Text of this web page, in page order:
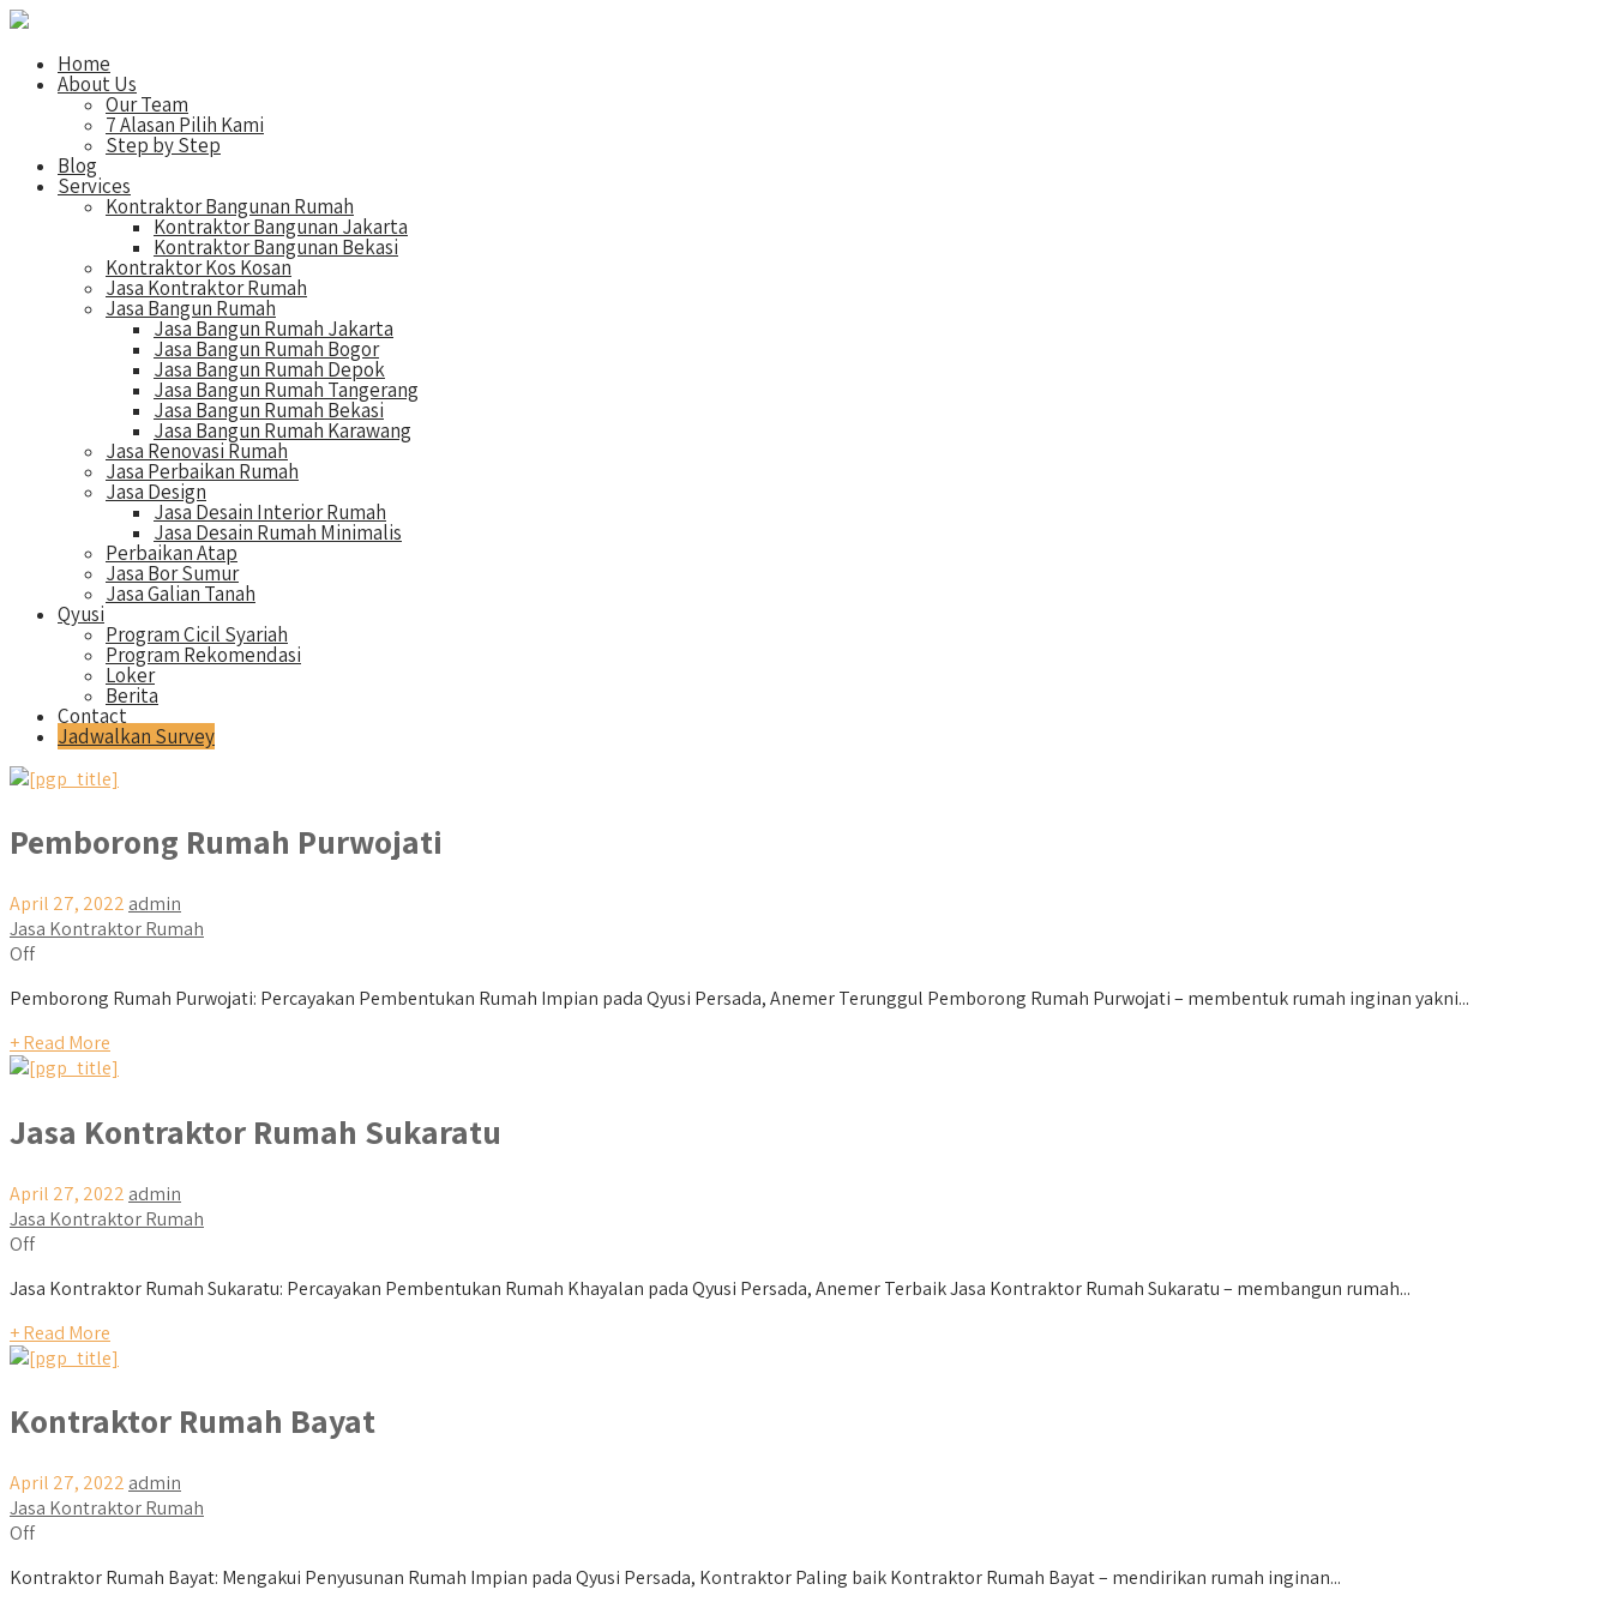
Home
About Us
Our Team
7 Alasan Pilih Kami
Step by Step
Blog
Services
Kontraktor Bangunan Rumah
Kontraktor Bangunan Jakarta
Kontraktor Bangunan Bekasi
Kontraktor Kos Kosan
Jasa Kontraktor Rumah
Jasa Bangun Rumah
Jasa Bangun Rumah Jakarta
Jasa Bangun Rumah Bogor
Jasa Bangun Rumah Depok
Jasa Bangun Rumah Tangerang
Jasa Bangun Rumah Bekasi
Jasa Bangun Rumah Karawang
Jasa Renovasi Rumah
Jasa Perbaikan Rumah
Jasa Design
Jasa Desain Interior Rumah
Jasa Desain Rumah Minimalis
Perbaikan Atap
Jasa Bor Sumur
Jasa Galian Tanah
Qyusi
Program Cicil Syariah
Program Rekomendasi
Loker
Berita
Contact
Jadwalkan Survey
Pemborong Rumah Purwojati
April 27, 2022 admin
Jasa Kontraktor Rumah
Off
Pemborong Rumah Purwojati: Percayakan Pembentukan Rumah Impian pada Qyusi Persada, Anemer Terunggul Pemborong Rumah Purwojati – membentuk rumah inginan yakni...
+ Read More
Jasa Kontraktor Rumah Sukaratu
April 27, 2022 admin
Jasa Kontraktor Rumah
Off
Jasa Kontraktor Rumah Sukaratu: Percayakan Pembentukan Rumah Khayalan pada Qyusi Persada, Anemer Terbaik Jasa Kontraktor Rumah Sukaratu – membangun rumah...
+ Read More
Kontraktor Rumah Bayat
April 27, 2022 admin
Jasa Kontraktor Rumah
Off
Kontraktor Rumah Bayat: Mengakui Penyusunan Rumah Impian pada Qyusi Persada, Kontraktor Paling baik Kontraktor Rumah Bayat – mendirikan rumah inginan...